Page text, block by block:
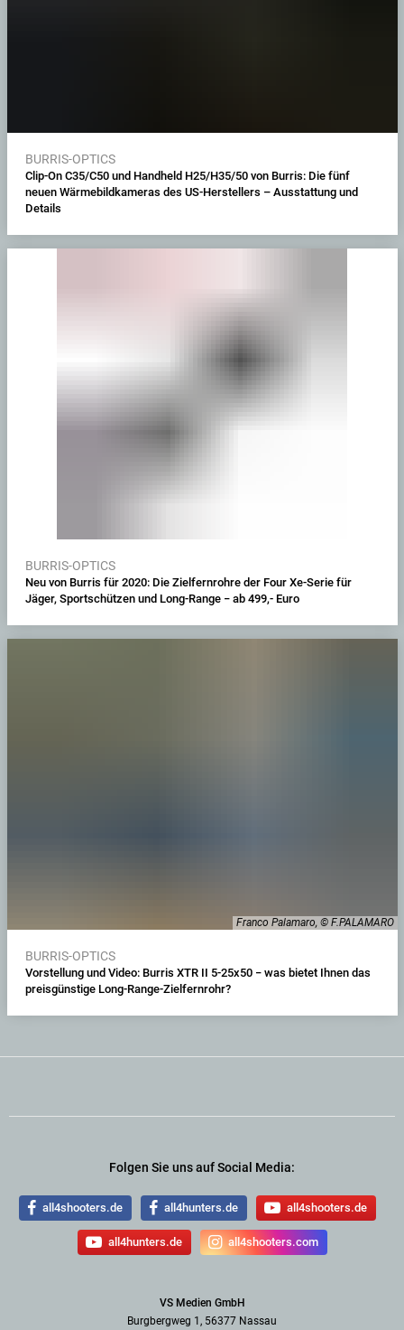
BURRIS-OPTICS
Clip-On C35/C50 und Handheld H25/H35/50 von Burris: Die fünf
neuen Wärmebildkameras des US-Herstellers – Ausstattung und
Details
BURRIS-OPTICS
Neu von Burris für 2020: Die Zielfernrohre der Four Xe-Serie für
Jäger, Sportschützen und Long-Range − ab 499,- Euro
Franco Palamaro, © F.PALAMARO
BURRIS-OPTICS
Vorstellung und Video: Burris XTR II 5-25x50 − was bietet Ihnen das
preisgünstige Long-Range-Zielfernrohr?
Folgen Sie uns auf Social Media:
all4shooters.de all4hunters.de all4shooters.de
all4hunters.de all4shooters.com
VS Medien GmbH
Burgbergweg 1, 56377 Nassau